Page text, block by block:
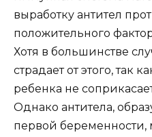
выработку антител
положительного
Хотя в большинстве
страдает от этого, так
ребенка не
Однако антитела,
первой беременности,